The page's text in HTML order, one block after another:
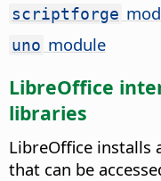
scriptforge
uno module
LibreOffice
libraries
LibreOffice installs
that can be